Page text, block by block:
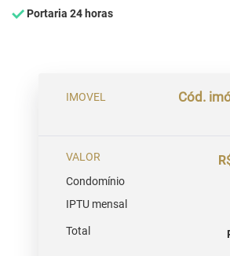
Portaria 24 horas
IMOVEL Cód.
VALOR
Condomínio
IPTU mensal
Total